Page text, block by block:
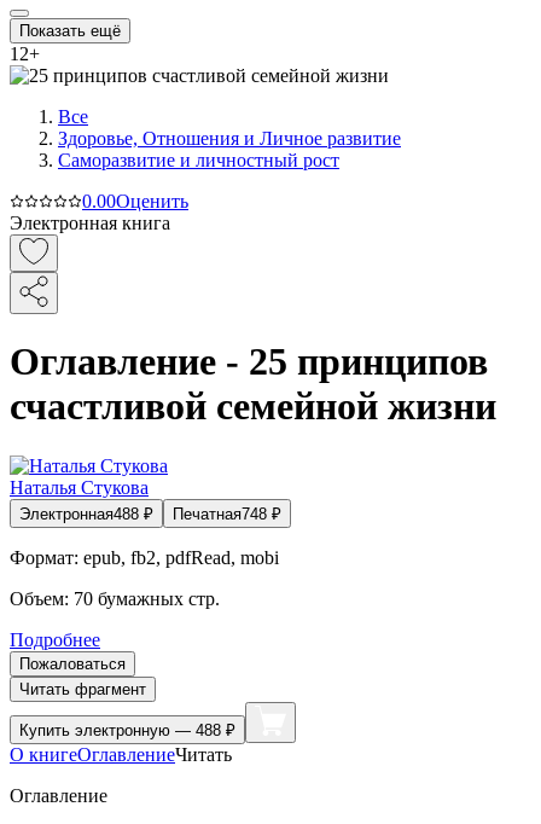
Показать ещё
12+
Все
Здоровье, Отношения и Личное развитие
Саморазвитие и личностный рост
0.00Оценить
Электронная книга
Оглавление - 25 принципов
счастливой семейной жизни
Наталья Стукова
Электронная488 ₽ Печатная748 ₽
Формат: epub, fb2, pdfRead, mobi
Объем: 70 бумажных стр.
Подробнее
Пожаловаться
Читать фрагмент
Купить электронную — 488 ₽
О книгеОглавлениеЧитать
Оглавление